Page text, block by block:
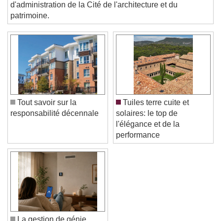
Color
Text Background
Color Opacity
Caption Area Background
Color Opacity
Font Size
Font Family
Reset
Done
Close Modal Dialog
d'administration de la Cité de l'architecture et du
patrimoine.
Tout savoir sur la
Tuiles terre cuite et
solaires: le top de
l'élégance et de la
performance